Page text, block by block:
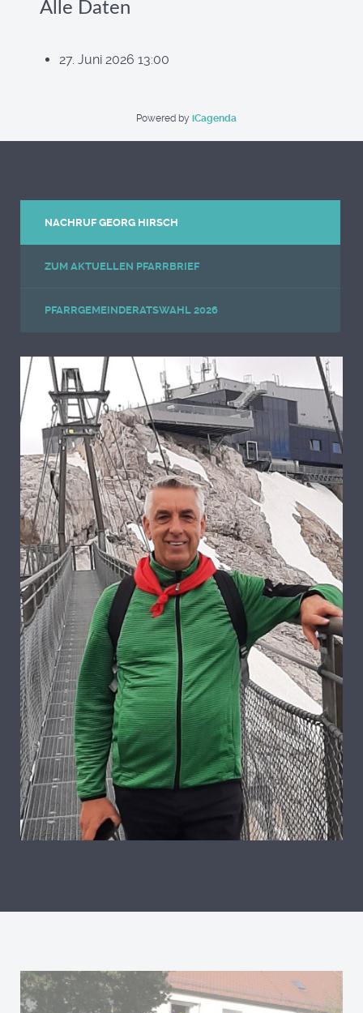
Alle Daten
27. Juni 2026 13:00
Powered by iCagenda
NACHRUF GEORG HIRSCH
ZUM AKTUELLEN PFARRBRIEF
PFARRGEMEINDERATSWAHL 2026